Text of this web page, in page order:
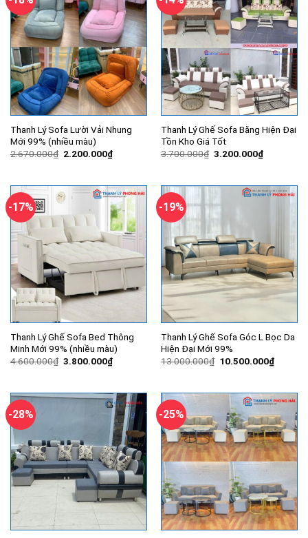
Thanh Lý Sofa Lười Vải Nhung
Mới 99% (nhiều màu)
2.670.000₫ Giá
2.200.000₫Giá
hiện
2.200.000₫.
Thanh Lý Ghế Sofa Băng Hiện Đại
Tồn Kho Giá Tốt
3.700.000₫ Giá
3.200.000₫Giá
hiện
-17%
Thanh Lý Ghế Sofa Bed Thông
Minh Mới 99% (nhiều màu)
4.600.000₫ Giá
3.800.000₫Giá
hiện
3.800.000₫.
-19%
Thanh Lý Ghế Sofa Góc L Bọc Da
Hiện Đại Mới 99%
13.000.000₫ Giá
10.500.000₫Giá
hiện
-28% -25%